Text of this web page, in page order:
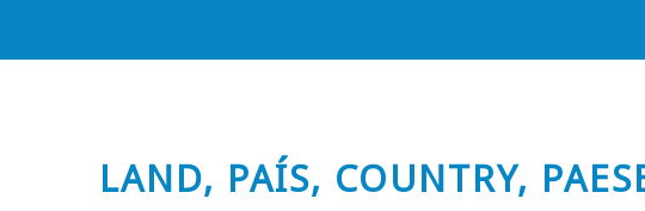
LAND, PAÍS, COUNTRY,